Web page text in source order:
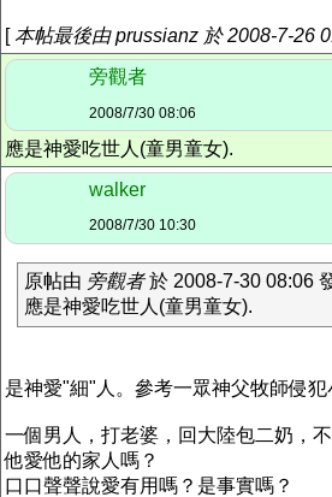
[本帖最後由 prussianz 於 2008-7-26
旁觀者
2008/7/30 08:06
應是神愛吃世人(童男童女).
walker
2008/7/30 10:30
原帖由 旁觀者於 2008-7-30 08:06
應是神愛吃世人(童男童女).
是神愛"細"人。參考一眾神父牧師侵犯
一個男人，打老婆，回大陸包二奶，不
他愛他的家人嗎？
口口聲聲說愛有用嗎？是事實嗎？